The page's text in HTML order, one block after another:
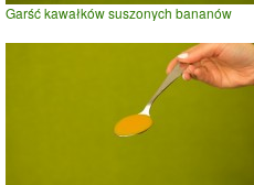
Garść kawałków suszonych bananów